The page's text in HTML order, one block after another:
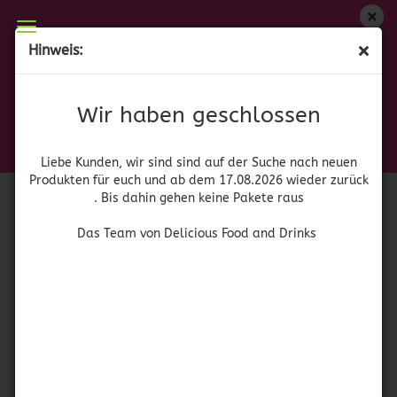
Hinweis:
Wir haben geschlossen
Liebe Kunden, wir sind sind auf der Suche nach neuen
Produkten für euch und ab dem 17.08.2026 wieder zurück
. Bis dahin gehen keine Pakete raus
Das Team von Delicious Food and Drinks
Wir haben geschlossen
zurück. Bis dahin gehen keine Pakete raus
Das Team von Delicious Food and Drinks
52927)